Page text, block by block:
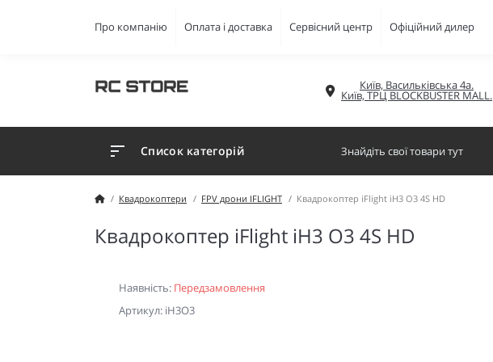
Про компанію Оплата і доставка Сервісний центр Офіційний дилер
Київ, Васильківська 4а.
Київ, ТРЦ BLOCKBUSTER MALL.
Список категорій
Квадрокоптери FPV дрони IFLIGHT Квадрокоптер iFlight iH3 O3 4S HD
Квадрокоптер iFlight iH3 O3 4S HD
Наявність: Передзамовлення
Артикул: iH3O3